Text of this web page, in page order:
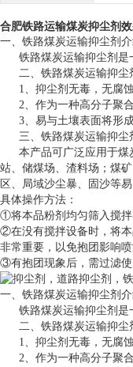
合肥铁路运输煤炭抑尘剂
一、铁路煤炭运输抑尘剂介
铁路煤炭运输抑尘剂是
二、铁路煤炭运输抑尘
1、抑尘剂无毒，无腐蚀
2、作为一种高分子聚合
3、易与土壤表面将形成
三、铁路煤炭运输抑尘
本产品可广泛应用于煤
站、储煤场、渣料场；煤
区、局域沙尘暴、固沙等
具体操作方法：
①将本品粉剂均匀筛入搅拌
②在没有搅拌设备时，将
非常重要，以免抱团影响喷
③有抱团现象后，需过滤使
一、铁路煤炭运输抑尘剂介
铁路煤炭运输抑尘剂是
二、铁路煤炭运输抑尘
1、抑尘剂无毒，无腐蚀
2、作为一种高分子聚合